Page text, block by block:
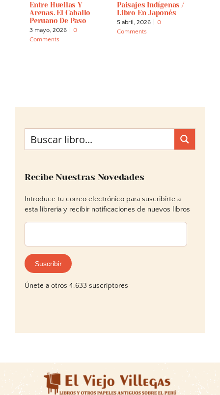
Entre Huellas Y
Arenas. El Caballo
Peruano De Paso
3 mayo, 2026
0
Comments
Paisajes Indígenas /
Libro En Japonés
5 abril, 2026
0
Comments
Recibe Nuestras Novedades
Introduce tu correo electrónico para suscribirte a
esta librería y recibir notificaciones de nuevos libros
Dirección
correo
electrónico:
Suscribir
Únete a otros 4.633 suscriptores